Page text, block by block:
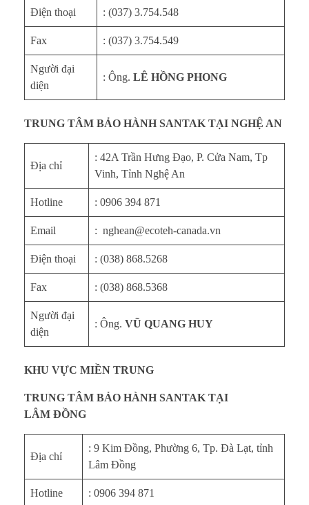
Điện thoại : (037) 3.754.548
Fax : (037) 3.754.549
Người đại
diện
: Ông. LÊ HỒNG PHONG
TRUNG TÂM BẢO HÀNH SANTAK TẠI NGHỆ AN
Địa chỉ
: 42A Trần Hưng Đạo, P. Cửa Nam, Tp
Vinh, Tỉnh Nghệ An
Hotline : 0906 394 871
Email : nghean@ecoteh-canada.vn
Điện thoại : (038) 868.5268
Fax : (038) 868.5368
Người đại
diện
: Ông. VŨ QUANG HUY
KHU VỰC MIỀN TRUNG
TRUNG TÂM BẢO HÀNH SANTAK TẠI
LÂM ĐỒNG
Địa chỉ
: 9 Kim Đồng, Phường 6, Tp. Đà Lạt, tỉnh
Lâm Đồng
Hotline : 0906 394 871